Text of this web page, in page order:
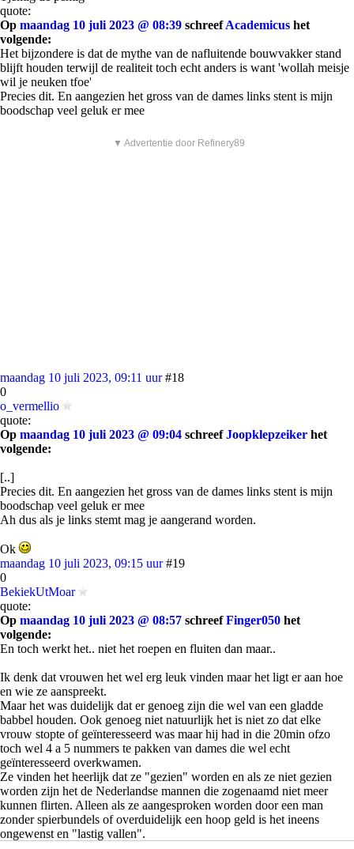
quote:
Op maandag 10 juli 2023 @ 08:39 schreefAcademicus het
volgende:
Het bijzondere is dat de mythe van de nafluitende bouwvakker stand
blijft houden terwijl de realiteit toch echt anders is want 'wollah meisje
wil je neuken tfoe'
Precies dit. En aangezien het gross van de dames links stent is mijn
boodschap veel geluk er mee
▼ Advertentie door Refinery89
maandag 10 juli 2023, 09:11 uur #18
0
o_vermellio
quote:
Op maandag 10 juli 2023 @ 09:04 schreefJoopklepzeiker het
volgende:
[..]
Precies dit. En aangezien het gross van de dames links stent is mijn
boodschap veel geluk er mee
Ah dus als je links stemt mag je aangerand worden.
Ok
maandag 10 juli 2023, 09:15 uur #19
0
BekiekUtMoar
quote:
Op maandag 10 juli 2023 @ 08:57 schreefFinger050 het
volgende:
En toch werkt het.. niet het roepen en fluiten dan maar..
Ik denk dat vrouwen het wel erg leuk vinden maar het ligt er aan hoe
en wie ze aanspreekt.
Maar het was duidelijk dat er genoeg zijn die wel van een gladde
babbel houden. Ook genoeg niet natuurlijk het is niet zo dat elke
vrouw stopte of geïnteresseerd was maar hij had in die 20min ofzo
toch wel 4 a 5 nummers te pakken van dames die wel echt
geïnteresseerd overkwamen.
Ze vinden het heerlijk dat ze "gezien" worden en als ze niet gezien
worden zijn het de Nederlandse mannen die zogenaamd niet meer
kunnen flirten. Alleen als ze aangesproken worden door een man
zonder spierbundels of overduidelijk een hoop geld is het ineens
ongewenst en "lastig vallen".